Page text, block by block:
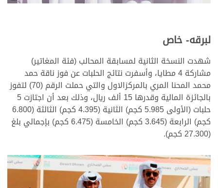
لبرقه- خاص
شهدت النسخة الثانية لمسابقة المحالب (فئة المغاتير)
مشاركة 4 مطايا، وأسفرت نتائج الحلبات عن فوز ناقة حمد
محمد المحنا المري بالمركزالاول والتي حملت الرقم (70) لتفوز
بالجائزة المالية وقدرها 15 ألف ريال، وذلك بعد أن اجتازت 5
حلبات (الأولى 5.985 كجم) الثانية (4.395 كجم) الثالثة (6.800
كجم) الرابعة (3.645 كجم) الخامسة (6.475 كجم) بإجمالي بلغ
(27.300 كجم).